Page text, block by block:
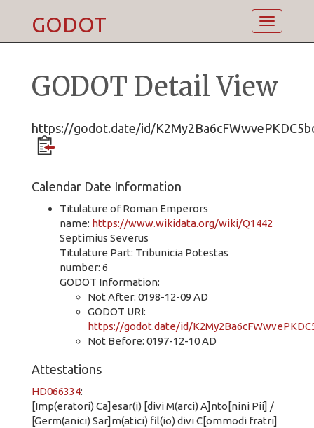
Toggle
GODOT
GODOT Detail View
https://godot.date/id/
Calendar Date Information
Titulature of Roman Emperors
name: https://www.wikidata.org/wiki/Q1442
Septimius Severus
Titulature Part: Tribunicia Potestas
number: 6
GODOT Information:
Not After: 0198-12-09 AD
GODOT URI:
https://godot.date/id/
Not Before: 0197-12-10 AD
Attestations
HD066334:
[Imp(eratori) Ca]esar(i) [divi M(arci) A]nto[nini Pii] /
[Germ(anici) Sar]m(atici) fil(io) divi C[ommodi fratri]